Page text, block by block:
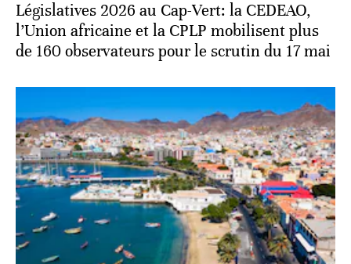
Législatives 2026 au Cap-Vert: la CEDEAO,
l’Union africaine et la CPLP mobilisent plus
de 160 observateurs pour le scrutin du 17 mai